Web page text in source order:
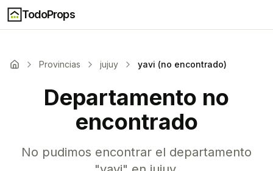
TodoProps
Provincias jujuy yavi (no encontrado)
Departamento no
encontrado
No pudimos encontrar el departamento